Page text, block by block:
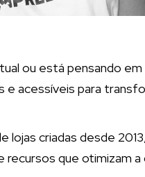
ou está pensando
e acessíveis para
lojas criadas desde
recursos que otimizam